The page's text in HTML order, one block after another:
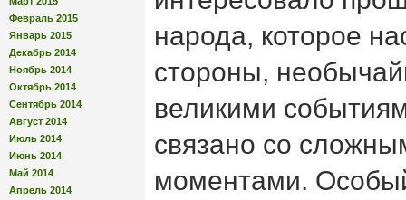
Февраль 2015
Январь 2015
Декабрь 2014
Ноябрь 2014
Октябрь 2014
Сентябрь 2014
Август 2014
Июль 2014
Июнь 2014
Май 2014
Апрель 2014
народа, которое
стороны,
великими
связано со
моментами.